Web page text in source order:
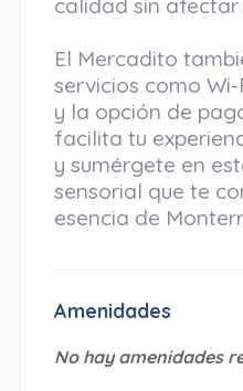
calidad sin afectar
El Mercadito
servicios como
y la opción de
facilita tu
y sumérgete en
sensorial que te
esencia de
Amenidades
No hay amenidades